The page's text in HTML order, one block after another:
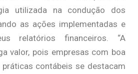
utilizada na condução dos
as ações implementadas e
relatórios financeiros. “A
valor, pois empresas com boa
contábeis se destacam